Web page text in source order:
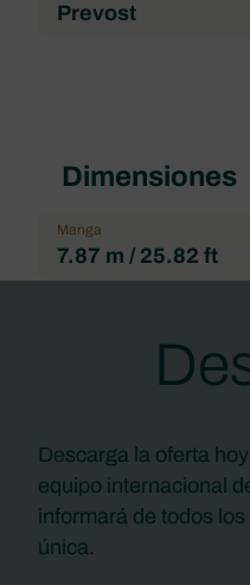
Prevost
Dimensiones
Manga
7.87 m / 25.82 ft
Descarga la oferta
equipo internacional
informará de todos
única.